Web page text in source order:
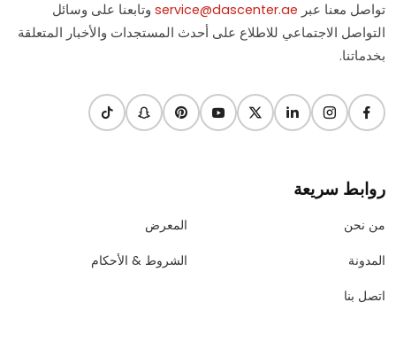
تواصل معنا عبر service@dascenter.ae وتابعنا على وسائل
التواصل الاجتماعي للاطلاع على أحدث المستجدات والأخبار المتعلقة
بخدماتنا.
روابط سريعة
من نحن
المدونة
اتصل بنا
المعرض
الشروط & الأحكام